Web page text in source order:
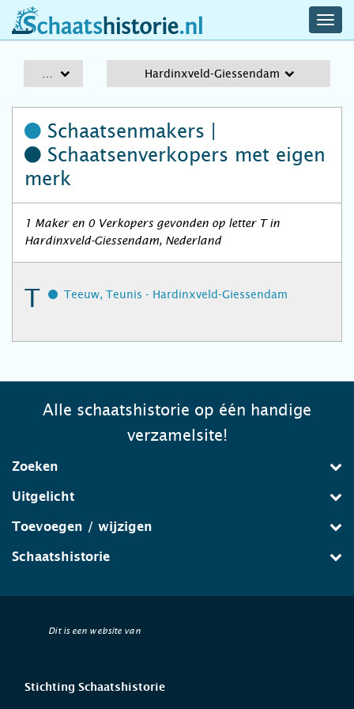
schaatshistorie.nl
Hardinxveld-Giessendam
Schaatsenmakers |
Schaatsenverkopers met eigen
merk
1 Maker en 0 Verkopers gevonden op letter T in
Hardinxveld-Giessendam, Nederland
T Teeuw, Teunis - Hardinxveld-Giessendam
Alle schaatshistorie op één handige
verzamelsite!
Zoeken
Uitgelicht
Toevoegen / wijzigen
Schaatshistorie
Dit is een website van
Stichting Schaatshistorie